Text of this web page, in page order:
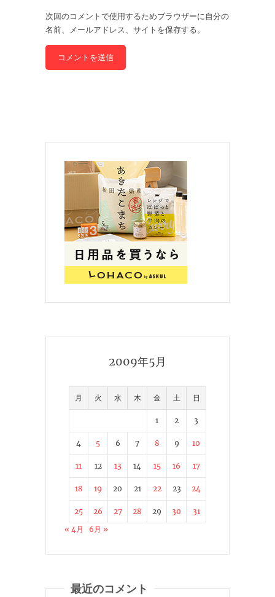
次回のコメントで使用するためブラウザーに自分の
名前、メールアドレス、サイトを保存する。
2009年5月
月 火 水 木 金 土 日
1 2 3
4 5 6 7 8 9 10
11 12 13 14 15 16 17
18 19 20 21 22 23 24
25 26 27 28 29 30
31
« 4月
6月 »
最近のコメント